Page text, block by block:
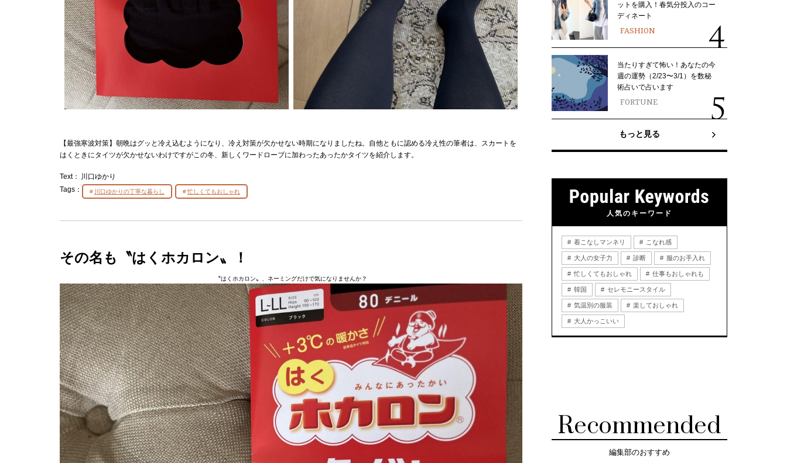
【最強寒波対策】朝晩はグッと冷え込むようになり、冷え対策が欠かせない時期になりましたね。自他ともに認める冷え性の筆者は、スカートを
はくときにタイツが欠かせないわけですがこの冬、新しくワードローブに加わったあったかタイツを紹介します。
Text：
川口ゆかり
Tags：
川口ゆかりの丁寧な暮らし 忙しくてもおしゃれ
その名も〝はくホカロン〟！
〝はくホカロン〟、ネーミングだけで気になりませんか？
ットを購入！春気分投入のコー
ディネート
FASHION
当たりすぎて怖い！あなたの今
週の運勢（2/23〜3/1）を数秘
術占いで占います
FORTUNE
もっと見る
人気のキーワード
着こなしマンネリ こなれ感
大人の女子力 診断 服のお手入れ
忙しくてもおしゃれ 仕事もおしゃれも
韓国 セレモニースタイル
気温別の服装 楽しておしゃれ
大人かっこいい
Recommended
編集部のおすすめ